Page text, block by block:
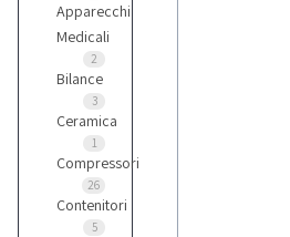
Apparecchi
Medicali
2
Bilance
3
Ceramica
1
Compressori
26
Contenitori
5